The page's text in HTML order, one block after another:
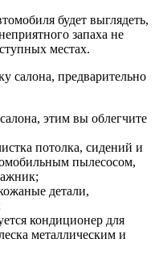
будет выглядеть,
запаха не
местах.
салона, предварительно
этим вы облегчите
потолка, сидений и
пылесосом,
детали,
кондиционер для
металлическим и